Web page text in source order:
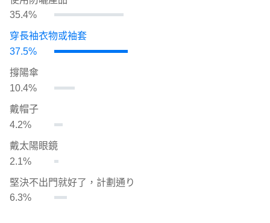
35.4%
穿長袖衣物或袖套
37.5%
撐陽傘
10.4%
戴帽子
4.2%
戴太陽眼鏡
2.1%
堅決不出門就好了，計劃通り
6.3%